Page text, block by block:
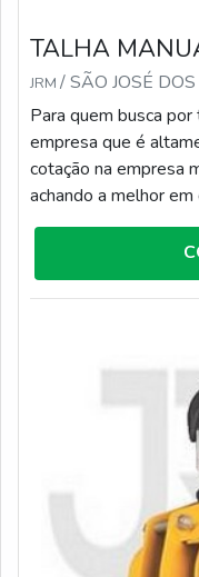
TALHA
JRM / SÃO JOSÉ
Para quem busca
empresa que é
cotação na empresa
achando a melhor
INFORMAÇÕES
MANUALQuem quer
corporação
grande expressão
tecnologia e
cliente.Sem perder o
visar apenas
serviços que tenham
detalhes primordiais
muitas empresas
cliente.É importante
ser prestado por